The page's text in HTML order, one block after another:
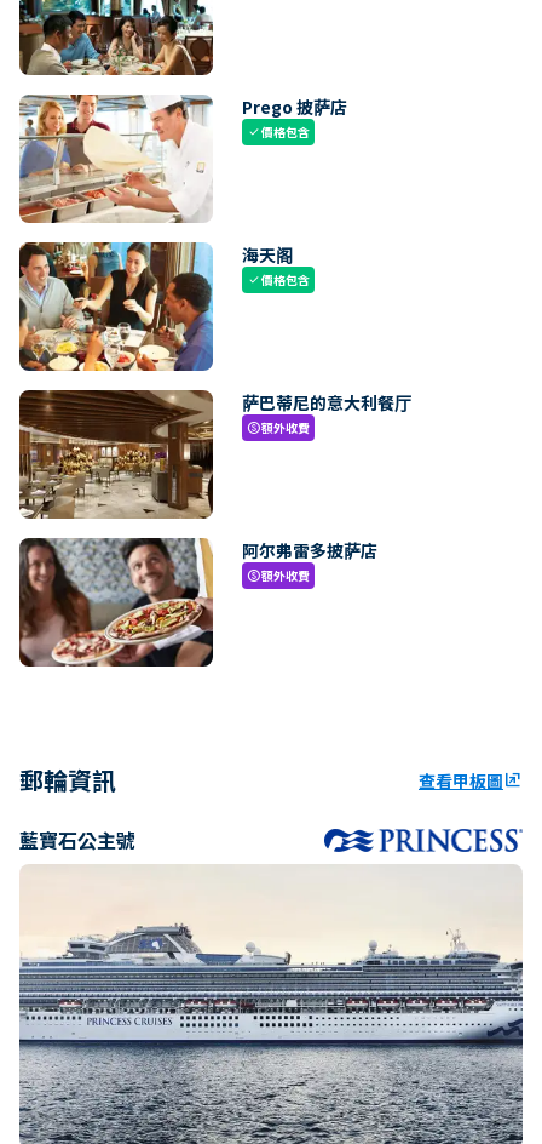
Prego 披萨店
check價格包含
海天阁
check價格包含
萨巴蒂尼的意大利餐厅
paid額外收費
阿尔弗雷多披萨店
paid額外收費
郵輪資訊 查看甲板圖ungroup
藍寶石公主號